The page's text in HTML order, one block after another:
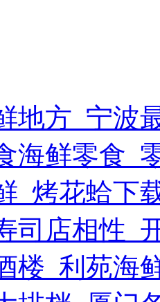
地方_宁波
海鲜零食_
_烤花蛤下
司店相性_
楼_利苑海